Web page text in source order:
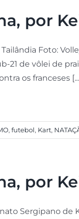
por
Foto:
de vôlei de
os franceses
, futebol, Kart,
por
Sergipano de